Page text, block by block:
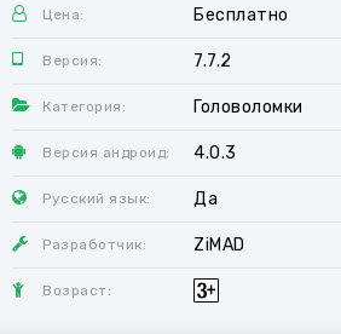
Цена: Бесплатно
Версия: 7.7.2
Категория: Головоломки
Версия андроид: 4.0.3
Русский язык: Да
Разработчик: ZiMAD
Возраст: